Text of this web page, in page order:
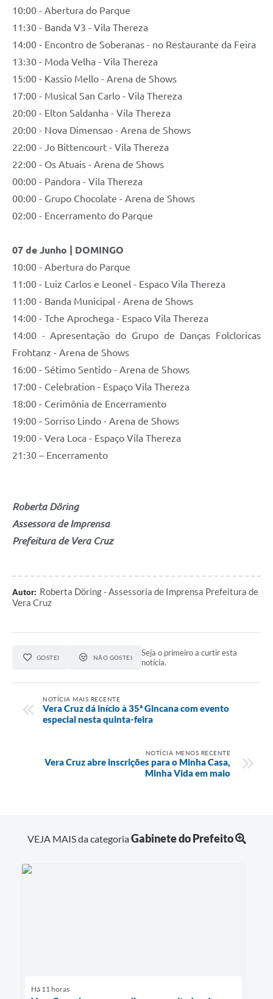
10:00 - Abertura do Parque
11:30 - Banda V3 - Vila Thereza
14:00 - Encontro de Soberanas - no Restaurante da Feira
13:30 - Moda Velha - Vila Thereza
15:00 - Kassio Mello - Arena de Shows
17:00 - Musical San Carlo - Vila Thereza
20:00 - Elton Saldanha - Vila Thereza
20:00 - Nova Dimensao - Arena de Shows
22:00 - Jo Bittencourt - Vila Thereza
22:00 - Os Atuais - Arena de Shows
00:00 - Pandora - Vila Thereza
00:00 - Grupo Chocolate - Arena de Shows
02:00 - Encerramento do Parque
07 de Junho | DOMINGO
10:00 - Abertura do Parque
11:00 - Luiz Carlos e Leonel - Espaco Vila Thereza
11:00 - Banda Municipal - Arena de Shows
14:00 - Tche Aprochega - Espaco Vila Thereza
14:00 - Apresentação do Grupo de Danças Folcloricas
Frohtanz - Arena de Shows
16:00 - Sétimo Sentido - Arena de Shows
17:00 - Celebration - Espaço Vila Thereza
18:00 - Cerimônia de Encerramento
19:00 - Sorriso Lindo - Arena de Shows
19:00 - Vera Loca - Espaço Vila Thereza
21:30 – Encerramento
Roberta Döring
Assessora de Imprensa
Prefeitura de Vera Cruz
Autor: Roberta Döring - Assessoria de Imprensa Prefeitura de
Vera Cruz
GOSTEI NÃO GOSTEI
Seja o primeiro a curtir esta
notícia.
NOTÍCIA MAIS RECENTE
Vera Cruz dá início à 35ª Gincana com evento
especial nesta quinta-feira
NOTÍCIA MENOS RECENTE
Vera Cruz abre inscrições para o Minha Casa,
Minha Vida em maio
VEJA MAIS da categoriaGabinete do Prefeito
Há 11 horas